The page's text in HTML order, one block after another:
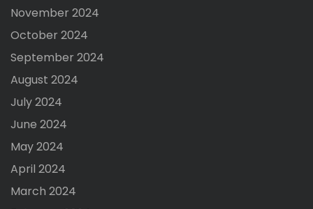
November 2024
October 2024
September 2024
August 2024
July 2024
June 2024
May 2024
April 2024
March 2024